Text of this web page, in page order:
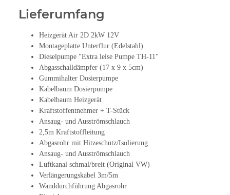
Lieferumfang
Heizgerät Air 2D 2kW 12V
Montageplatte Unterflur (Edelstahl)
Dieselpumpe "Extra leise Pumpe TH-11"
Abgasschalldämpfer (17 x 9 x 5cm)
Gummihalter Dosierpumpe
Kabelbaum Dosierpumpe
Kabelbaum Heizgerät
Kraftstoffentnehmer + T-Stück
Ansaug- und Ausströmschlauch
2,5m Kraftstoffleitung
Abgasrohr mit Hitzeschutz/Isolierung
Ansaug- und Ausströmschlauch
Luftkanal schmal/breit (Original VW)
Verlängerungskabel 3m/5m
Wanddurchführung Abgasrohr